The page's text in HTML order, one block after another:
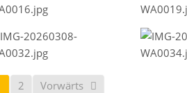
2 Vorwärts